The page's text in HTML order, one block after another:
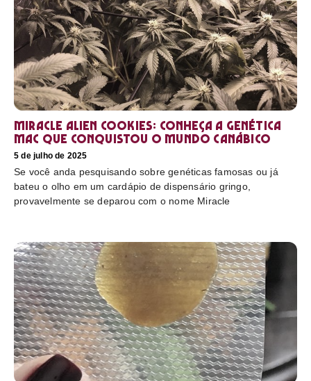
Miracle Alien Cookies: conheça a genética
MAC que conquistou o mundo canábico
5 de julho de 2025
Se você anda pesquisando sobre genéticas famosas ou já
bateu o olho em um cardápio de dispensário gringo,
provavelmente se deparou com o nome Miracle